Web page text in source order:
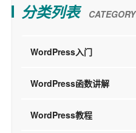
分类列表 CATEGORY
WordPress入门
WordPress函数讲解
WordPress教程